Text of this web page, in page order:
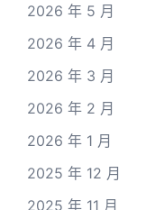
2026 年 5 月
2026 年 4 月
2026 年 3 月
2026 年 2 月
2026 年 1 月
2025 年 12 月
2025 年 11 月